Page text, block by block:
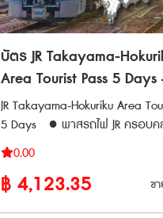
• JR EAST Travel Service Center ・Tokyo
Station ・Shibuya Station ・
Station (Shinnan Exit, East Exit)
Ikebukuro Station ・Ueno Station
3 Station ・Kashiwa Station
Kawasaki Station ・Yokohama
・Tachikawa Station ・Omiya
Terminal 2 Station ・Funabashi
สถานี ・Narita Airport Station
Shinkansen และ limited express
ภูมิภาคคันโต และภูมิภาคโทโฮกุ ได้
ครั้ง สามารถใช้ได้ 10 วันต่อเนื่อง • ใช้
รถไฟชินคันเซ็นและรถไฟ JR East ใ
ไตและโทโฮคุ ได้ไม่จำกัดรอบ ตลอดร
10 วัน • เหมาะสำหรับผู้ที่ต้องการเที่ยวเมือง
ยอดนิยม เช่น อาโอโมริ เซนได นาง
ตะ • จองที่นั่งได้ฟรี และไม่กังวลเรื่องการจอง
รถไฟชินคันเซ็นมีชั้นวางกระเป๋าให้ ขบวน
บัตร JR Takayama-
Area Tourist Pass 5
JR Pass สำหรับทาคายามะแ
5 วัน
JR Takayama-Hokuriku Area
5 Days ● พาสรถไฟ JR ครอบคลุมพื้นที่
หลักในโอซาก้า (Osaka) ผ่านเกียวโต
(Kyoto), นาโกย่า (Nagoya), ทาคา
(Takayama), คานาซาว่า
0.00
฿ 4,123.35 ข